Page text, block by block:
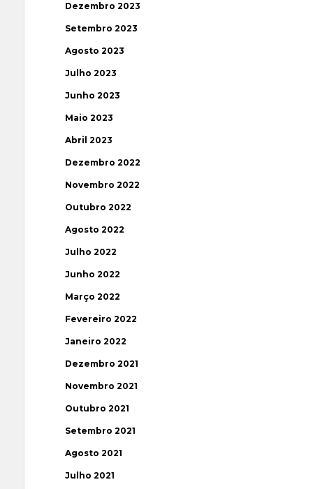
Dezembro 2023
Setembro 2023
Agosto 2023
Julho 2023
Junho 2023
Maio 2023
Abril 2023
Dezembro 2022
Novembro 2022
Outubro 2022
Agosto 2022
Julho 2022
Junho 2022
Março 2022
Fevereiro 2022
Janeiro 2022
Dezembro 2021
Novembro 2021
Outubro 2021
Setembro 2021
Agosto 2021
Julho 2021